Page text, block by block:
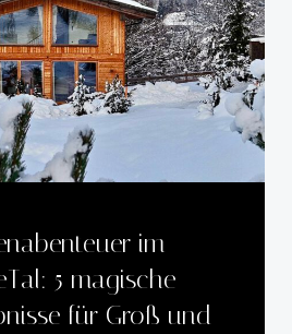
im
5 magische
für Groß und